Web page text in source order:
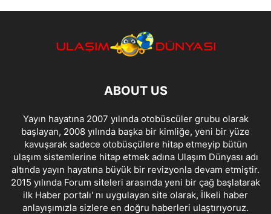
ABOUT US
Yayın hayatına 2007 yılında otobüscüler grubu olarak
başlayan, 2008 yılında başka bir kimliğe, yeni bir yüze
kavuşarak sadece otobüsçülere hitap etmeyip bütün
ulaşım sistemlerine hitap etmek adına Ulaşım Dünyası adı
altında yayın hayatına büyük bir revizyonla devam etmiştir.
2015 yılında Forum siteleri arasında yeni bir çağ başlatarak
ilk Haber portalı' nı uygulayan site olarak, İlkeli haber
anlayışımızla sizlere en doğru haberleri ulaştırıyoruz.